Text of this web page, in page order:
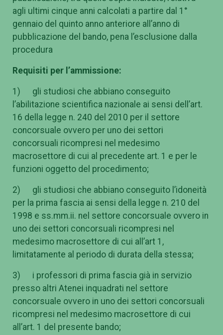
agli ultimi cinque anni calcolati a partire dal 1°
gennaio del quinto anno anteriore all’anno di
pubblicazione del bando, pena l’esclusione dalla
procedura
Requisiti per l’ammissione:
1) gli studiosi che abbiano conseguito
l’abilitazione scientifica nazionale ai sensi dell’art.
16 della legge n. 240 del 2010 per il settore
concorsuale ovvero per uno dei settori
concorsuali ricompresi nel medesimo
macrosettore di cui al precedente art. 1 e per le
funzioni oggetto del procedimento;
2) gli studiosi che abbiano conseguito l’idoneità
per la prima fascia ai sensi della legge n. 210 del
1998 e ss.mm.ii. nel settore concorsuale ovvero in
uno dei settori concorsuali ricompresi nel
medesimo macrosettore di cui all’art 1,
limitatamente al periodo di durata della stessa;
3) i professori di prima fascia già in servizio
presso altri Atenei inquadrati nel settore
concorsuale ovvero in uno dei settori concorsuali
ricompresi nel medesimo macrosettore di cui
all’art. 1 del presente bando;